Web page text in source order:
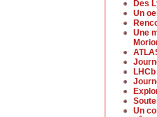
Des
Un
Une
Un